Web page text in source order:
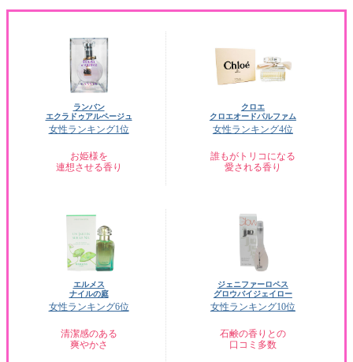
ランバン
エクラドゥアルページュ
女性ランキング1位
お姫様を
連想させる香り
クロエ
クロエオードパルファム
女性ランキング4位
誰もがトリコになる
愛される香り
エルメス
ナイルの庭
女性ランキング6位
清潔感のある
爽やかさ
ジェニファーロペス
グロウバイジェイロー
女性ランキング10位
石鹸の香りとの
口コミ多数